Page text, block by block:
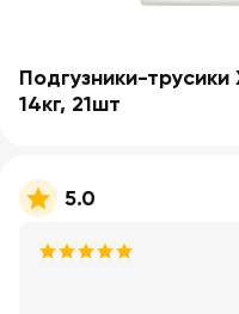
Подгузники-
14кг, 21шт
5.0